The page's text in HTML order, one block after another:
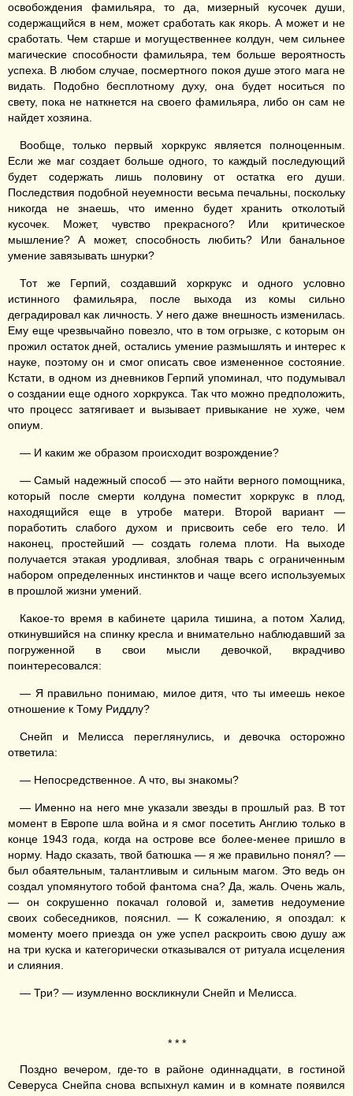
освобождения фамильяра, то да, мизерный кусочек души,
содержащийся в нем, может сработать как якорь. А может и не
сработать. Чем старше и могущественнее колдун, чем сильнее
магические способности фамильяра, тем больше вероятность
успеха. В любом случае, посмертного покоя душе этого мага не
видать. Подобно бесплотному духу, она будет носиться по
свету, пока не наткнется на своего фамильяра, либо он сам не
найдет хозяина.
Вообще, только первый хоркрукс является полноценным.
Если же маг создает больше одного, то каждый последующий
будет содержать лишь половину от остатка его души.
Последствия подобной неуемности весьма печальны, поскольку
никогда не знаешь, что именно будет хранить отколотый
кусочек. Может, чувство прекрасного? Или критическое
мышление? А может, способность любить? Или банальное
умение завязывать шнурки?
Тот же Герпий, создавший хоркрукс и одного условно
истинного фамильяра, после выхода из комы сильно
деградировал как личность. У него даже внешность изменилась.
Ему еще чрезвычайно повезло, что в том огрызке, с которым он
прожил остаток дней, остались умение размышлять и интерес к
науке, поэтому он и смог описать свое измененное состояние.
Кстати, в одном из дневников Герпий упоминал, что подумывал
о создании еще одного хоркрукса. Так что можно предположить,
что процесс затягивает и вызывает привыкание не хуже, чем
опиум.
— И каким же образом происходит возрождение?
— Самый надежный способ — это найти верного помощника,
который после смерти колдуна поместит хоркрукс в плод,
находящийся еще в утробе матери. Второй вариант —
поработить слабого духом и присвоить себе его тело. И
наконец, простейший — создать голема плоти. На выходе
получается этакая уродливая, злобная тварь с ограниченным
набором определенных инстинктов и чаще всего используемых
в прошлой жизни умений.
Какое-то время в кабинете царила тишина, а потом Халид,
откинувшийся на спинку кресла и внимательно наблюдавший за
погруженной в свои мысли девочкой, вкрадчиво
поинтересовался:
— Я правильно понимаю, милое дитя, что ты имеешь некое
отношение к Тому Риддлу?
Снейп и Мелисса переглянулись, и девочка осторожно
ответила:
— Непосредственное. А что, вы знакомы?
— Именно на него мне указали звезды в прошлый раз. В тот
момент в Европе шла война и я смог посетить Англию только в
конце 1943 года, когда на острове все более-менее пришло в
норму. Надо сказать, твой батюшка — я же правильно понял? —
был обаятельным, талантливым и сильным магом. Это ведь он
создал упомянутого тобой фантома сна? Да, жаль. Очень жаль,
— он сокрушенно покачал головой и, заметив недоумение
своих собеседников, пояснил. — К сожалению, я опоздал: к
моменту моего приезда он уже успел раскроить свою душу аж
на три куска и категорически отказывался от ритуала исцеления
и слияния.
— Три? — изумленно воскликнули Снейп и Мелисса.
* * *
Поздно вечером, где-то в районе одиннадцати, в гостиной
Северуса Снейпа снова вспыхнул камин и в комнате появился